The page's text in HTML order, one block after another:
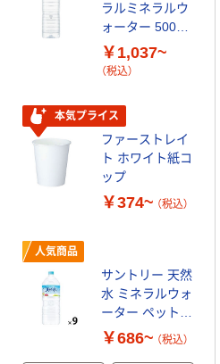
ドゥーテスト 運動精子濃
度テストキット 2回分 妊
活 スマホで簡単測定 高精
度 ロート製薬
ラルミネラルウ
ォーター 500ml
キャップシール
付き／2Lラベル
￥1,037~
（税込）
本気プライス
ファーストレイ
ト ホワイト紙コ
ップ
￥374~ （税込）
人気商品
サントリー 天然
水 ミネラルウォ
ーター ペットボ
トル
￥686~ （税込）